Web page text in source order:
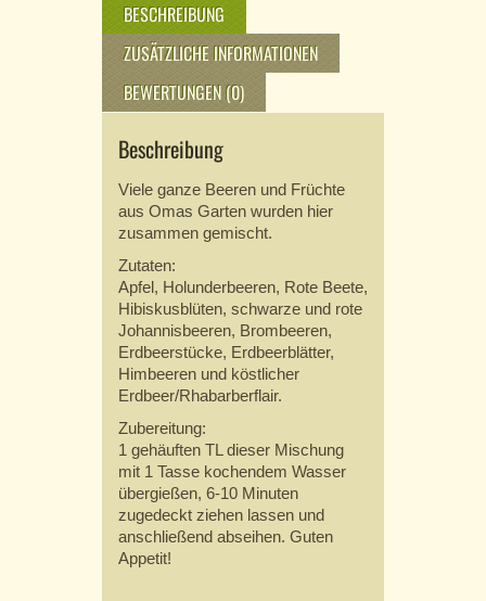
BESCHREIBUNG
ZUSÄTZLICHE INFORMATIONEN
BEWERTUNGEN (0)
Beschreibung
Viele ganze Beeren und Früchte
aus Omas Garten wurden hier
zusammen gemischt.
Zutaten:
Apfel, Holunderbeeren, Rote Beete,
Hibiskusblüten, schwarze und rote
Johannisbeeren, Brombeeren,
Erdbeerstücke, Erdbeerblätter,
Himbeeren und köstlicher
Erdbeer/Rhabarberflair.
Zubereitung:
1 gehäuften TL dieser Mischung
mit 1 Tasse kochendem Wasser
übergießen, 6-10 Minuten
zugedeckt ziehen lassen und
anschließend abseihen. Guten
Appetit!